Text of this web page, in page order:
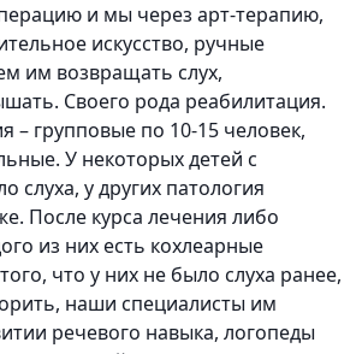
и мы через арт-терапию,
искусство, ручные
им возвращать слух,
Своего рода реабилитация.
– групповые по 10-15 человек,
У некоторых детей с
слуха, у других патология
После курса лечения либо
из них есть кохлеарные
что у них не было слуха ранее,
наши специалисты им
речевого навыка, логопеды